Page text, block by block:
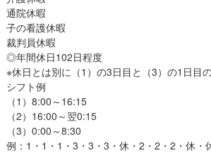
通院休暇
子の看護休暇
裁判員休暇
◎年間休日102日程度
※休日とは別に（1）の3日目と（3）の1日目
シフト例
（1）8:00～16:15
（2）16:00～翌0:15
（3）0:00～8:30
例：1・1・1・3・3・3・休・2・2・2・休・